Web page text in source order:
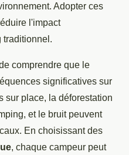
Adopter ces
l'impact
traditionnel.
comprendre que le
significatives sur
sur place, la déforestation
et le bruit peuvent
En choisissant des
, chaque campeur peut